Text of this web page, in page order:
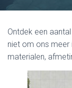
Ontdek een
niet om ons
materialen,